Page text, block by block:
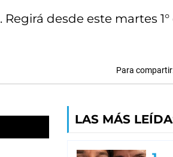
desde este martes
Para
LAS MÁS